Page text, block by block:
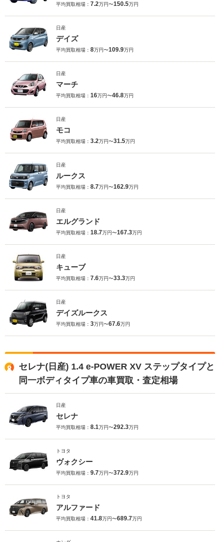
平均買取相場： 7.2万円〜150.5万円
日産
デイズ
平均買取相場： 8万円〜109.9万円
日産
マーチ
平均買取相場： 16万円〜46.8万円
日産
モコ
平均買取相場： 3.2万円〜31.5万円
日産
ルークス
平均買取相場： 8.7万円〜162.9万円
日産
エルグランド
平均買取相場： 18.7万円〜167.3万円
日産
キューブ
平均買取相場： 7.6万円〜33.3万円
日産
デイズルークス
平均買取相場： 3万円〜67.6万円
セレナ(日産) 1.4 e-POWER XV ステップタイプと
同一ボディタイプ車の車買取・査定相場
日産
セレナ
平均買取相場： 8.1万円〜292.3万円
トヨタ
ヴォクシー
平均買取相場： 9.7万円〜372.9万円
トヨタ
アルファード
平均買取相場： 41.8万円〜689.7万円